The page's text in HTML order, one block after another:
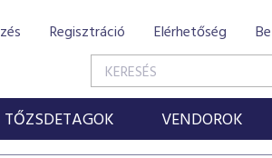
Regisztráció Elérhetőség
TŐZSDETAGOK VENDOROK